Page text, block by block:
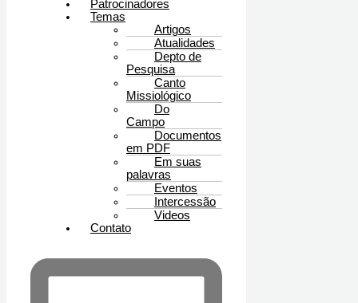
Patrocinadores
Temas
Artigos
Atualidades
Depto de
Pesquisa
Canto
Missiológico
Do
Campo
Documentos
em PDF
Em suas
palavras
Eventos
Intercessão
Videos
Contato